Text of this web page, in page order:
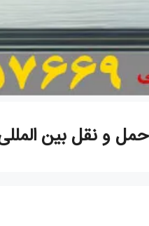
حمل و نقل بین